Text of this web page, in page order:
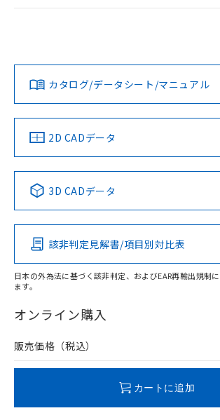
ログイン/会員登録
ダウンロードデータをご利用いただく前に
みください。
ソフトウェアの使用条件
EU RoHS 注意事項・凡例
対応済み
中国 RoHS 注意事項・凡例
Pb Hg Cd
O
在庫等で未対応品が混在する可能性があり
問い合わせください。
カタログ/データシート/マニュアル
2D CADデータ
3D CADデータ
該非判定見解書/項目別対比表
日本の外為法に基づく該非判定、およびEAR再輸出規制
ます。
オンライン購入
販売価格（税込）
カートに追加